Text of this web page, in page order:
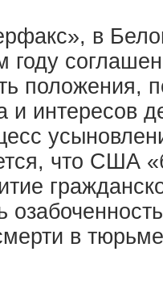
в
году
положения,
и интересов
что США
в